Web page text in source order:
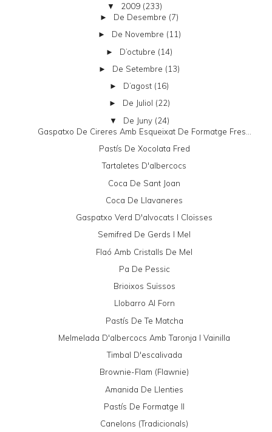
▼ 2009 (233)
► De Desembre (7)
► De Novembre (11)
► D’octubre (14)
► De Setembre (13)
► D’agost (16)
► De Juliol (22)
▼ De Juny (24)
Gaspatxo De Cireres Amb Esqueixat De Formatge Fres...
Pastís De Xocolata Fred
Tartaletes D'albercocs
Coca De Sant Joan
Coca De Llavaneres
Gaspatxo Verd D'alvocats I Cloïsses
Semifred De Gerds I Mel
Flaó Amb Cristalls De Mel
Pa De Pessic
Brioixos Suïssos
Llobarro Al Forn
Pastís De Te Matcha
Melmelada D'albercocs Amb Taronja I Vainilla
Timbal D'escalivada
Brownie-Flam (Flawnie)
Amanida De Llenties
Pastís De Formatge II
Canelons (tradicionals)